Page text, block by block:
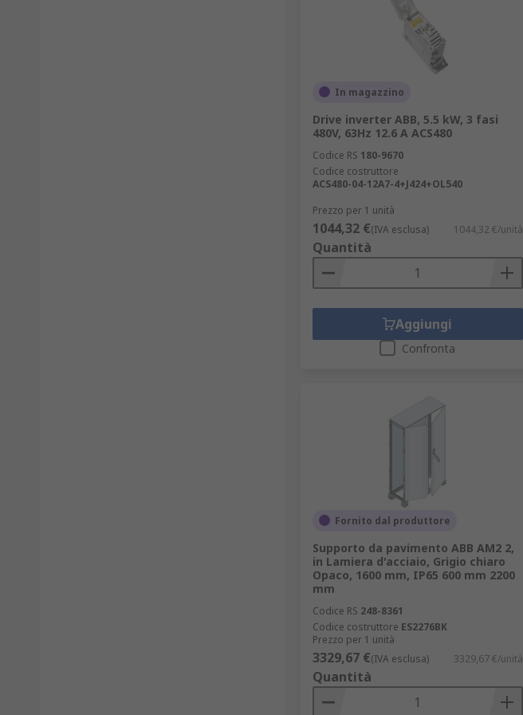
In magazzino
Drive inverter ABB, 5.5 kW, 3 fasi
480V, 63Hz 12.6 A ACS480
Codice RS 180-9670
Codice costruttore
ACS480-04-12A7-4+J424+OL540
Prezzo per 1 unità
1044,32 €(IVA esclusa) 1044,32 €/unità
Quantità
Aggiungi
Confronta
Fornito dal produttore
Supporto da pavimento ABB AM2 2,
in Lamiera d'acciaio, Grigio chiaro
Opaco, 1600 mm, IP65 600 mm 2200
mm
Codice RS 248-8361
Codice costruttore ES2276BK
Prezzo per 1 unità
3329,67 €(IVA esclusa) 3329,67 €/unità
Quantità